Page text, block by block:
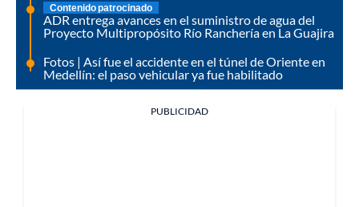
Contenido patrocinado
ADR entrega avances en el suministro de agua del
Proyecto Multipropósito Río Ranchería en La Guajira
Fotos | Así fue el accidente en el túnel de Oriente en
Medellín: el paso vehicular ya fue habilitado
PUBLICIDAD